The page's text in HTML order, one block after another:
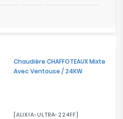
Chaudière CHAFFOTEAUX Mixte
Avec Ventouse / 24KW
[ALIXIA-ULTRA-224FF]